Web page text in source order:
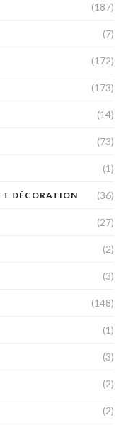
(187)
(7)
(172)
(173)
(14)
(73)
(1)
DÉCORATION (36)
(27)
(2)
(3)
(148)
(1)
(3)
(2)
(2)